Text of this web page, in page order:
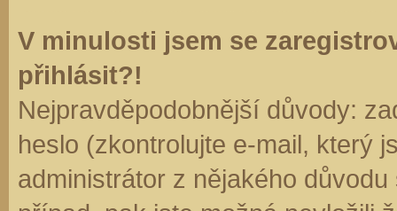
V minulosti jsem se
přihlásit?!
Nejpravděpodobnější důvody:
heslo (zkontrolujte e-mail, který
administrátor z nějakého